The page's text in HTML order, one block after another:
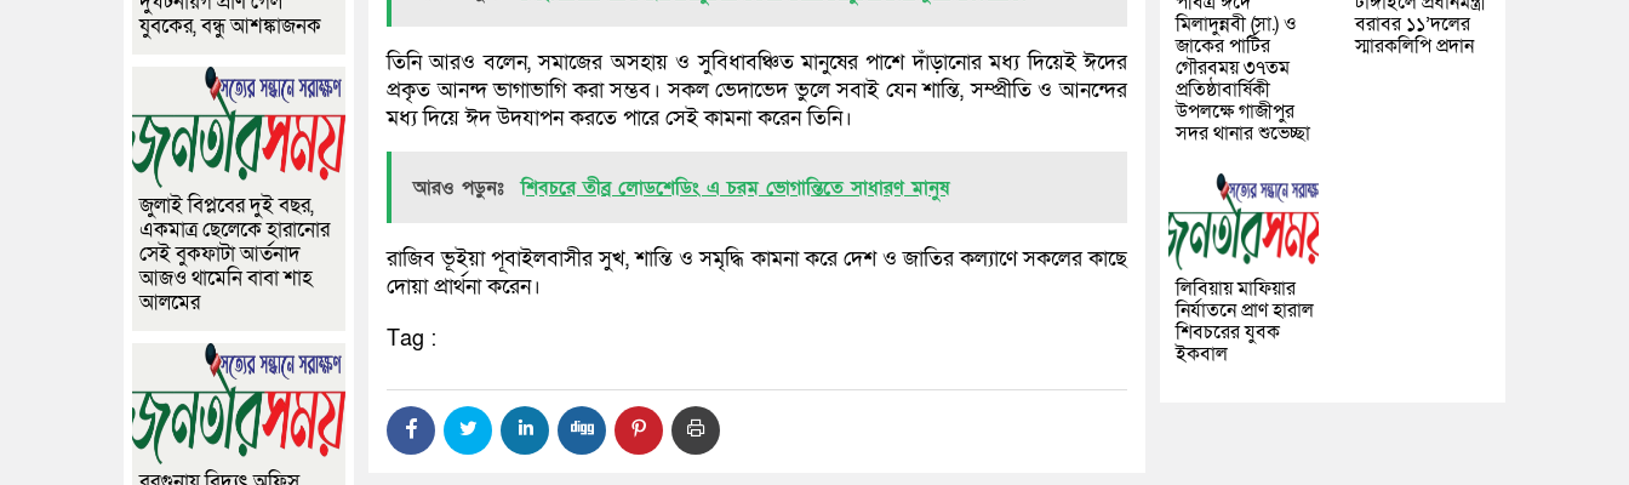
তিনি আরও বলেন, সমাজের অসহায় ও সুবিধাবঞ্চিত মানুষের পাশে দাঁড়ানোর মধ্য দিয়েই ঈদের
প্রকৃত আনন্দ ভাগাভাগি করা সম্ভব। সকল ভেদাভেদ ভুলে সবাই যেন শান্তি, সম্প্রীতি ও আনন্দের
মধ্য দিয়ে ঈদ উদযাপন করতে পারে সেই কামনা করেন তিনি।
আরও পড়ুনঃ শিবচরে তীব্র লোডশেডিং এ চরম ভোগান্তিতে সাধারণ মানুষ
রাজিব ভূইয়া পূবাইলবাসীর সুখ, শান্তি ও সমৃদ্ধি কামনা করে দেশ ও জাতির কল্যাণে সকলের কাছে
দোয়া প্রার্থনা করেন।
Tag :
যুবকের, বন্ধু আশঙ্কাজনক
জুলাই বিপ্লবের দুই বছর,
একমাত্র ছেলেকে হারানোর
সেই বুকফাটা আর্তনাদ
আজও থামেনি বাবা শাহ
আলমের
মিলাদুন্নবী (সা.) ও
জাকের পার্টির
গৌরবময় ৩৭তম
প্রতিষ্ঠাবার্ষিকী
উপলক্ষে গাজীপুর
সদর থানার শুভেচ্ছা
বরাবর ১১’দলের
স্মারকলিপি প্রদান
লিবিয়ায় মাফিয়ার
নির্যাতনে প্রাণ হারাল
শিবচরের যুবক
ইকবাল